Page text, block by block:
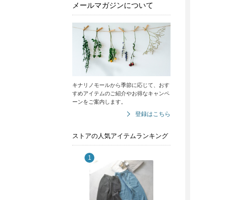
メールマガジンについて
キナリノモールから季節に応じて、おす
すめアイテムのご紹介やお得なキャンペ
ーンをご案内します。
登録はこちら
ストアの人気アイテムランキング